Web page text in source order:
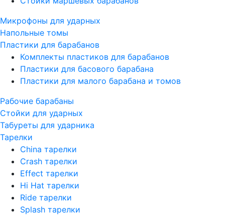
Микрофоны для ударных
Напольные томы
Пластики для барабанов
Комплекты пластиков для барабанов
Пластики для басового барабана
Пластики для малого барабана и томов
Рабочие барабаны
Стойки для ударных
Табуреты для ударника
Тарелки
China тарелки
Crash тарелки
Effect тарелки
Hi Hat тарелки
Ride тарелки
Splash тарелки